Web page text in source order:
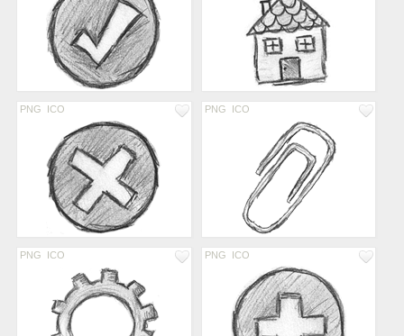
PNG ICO PNG ICO
PNG ICO PNG ICO